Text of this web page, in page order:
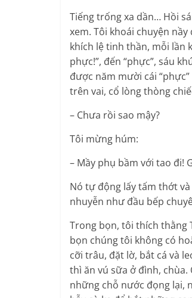
Tiếng trống xa dần… Hồi
xem. Tôi khoái chuyện
khích lệ tinh thần, mỗi lần
phực!”, đến “phực”, sáu
được năm mười cái
trên vai, cổ lòng thòng
– Chưa rồi sao mậy?
Tôi mừng húm:
– Mầy phụ bầm với tao đi!
Nó tự động lấy tấm thớt
nhuyễn như đầu bếp
Trong bọn, tôi thích thằng
bọn chúng tôi không có
cỡi trâu, đặt lờ, bắt cá và
thì ăn vú sữa ở đình,
những chỗ nước đọng lại,